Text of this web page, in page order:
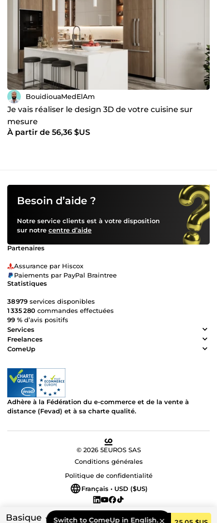
Basique
BouidiouaMedElAm
Je vais réaliser le design 3D de votre cuisine sur
mesure
À partir de 56,36 $US
Switch to ComeUp in English.
Besoin d’aide ?
Notre service clients est à votre disposition
sur notre centre d’aide
Partenaires
Assurance par Hiscox
Paiements par PayPal Braintree
Statistiques
38 979 services disponibles
1 335 280 commandes effectuées
99 % d’avis positifs
Services
Freelances
ComeUp
Adhère à la Fédération du e-commerce et de la vente à
distance (Fevad) et à sa charte qualité.
© 2026 5EUROS SAS
Conditions générales
Politique de confidentialité
Français • USD ($US)